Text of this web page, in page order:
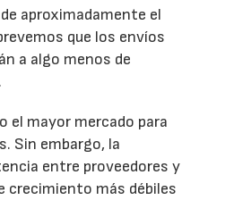
aproximadamente el
que los envíos
a algo menos de
el mayor mercado para
Sin embargo, la
entre proveedores y
crecimiento más débiles